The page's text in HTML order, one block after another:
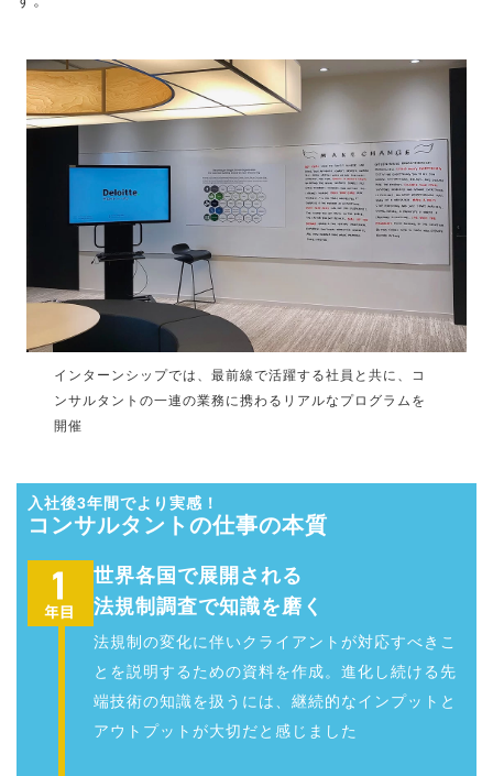
インターンシップでは、最前線で活躍する社員と共に、コ
ンサルタントの一連の業務に携わるリアルなプログラムを
開催
入社後3年間でより実感！
コンサルタントの仕事の本質
世界各国で展開される
法規制調査で知識を磨く
法規制の変化に伴いクライアントが対応すべきこ
とを説明するための資料を作成。進化し続ける先
端技術の知識を扱うには、継続的なインプットと
アウトプットが大切だと感じました